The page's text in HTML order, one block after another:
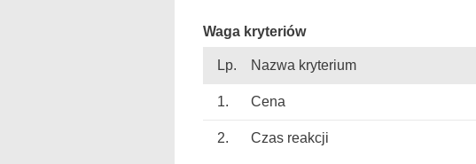
Waga kryteriów
Lp. Nazwa kryterium
1. Cena
2. Czas reakcji